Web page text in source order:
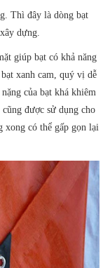
Thì đây là dòng bạt
dựng.
giúp bạt có khả năng
xanh cam, quý vị dễ
của bạt khá khiêm
được sử dụng cho
xong có thể gấp gọn lại